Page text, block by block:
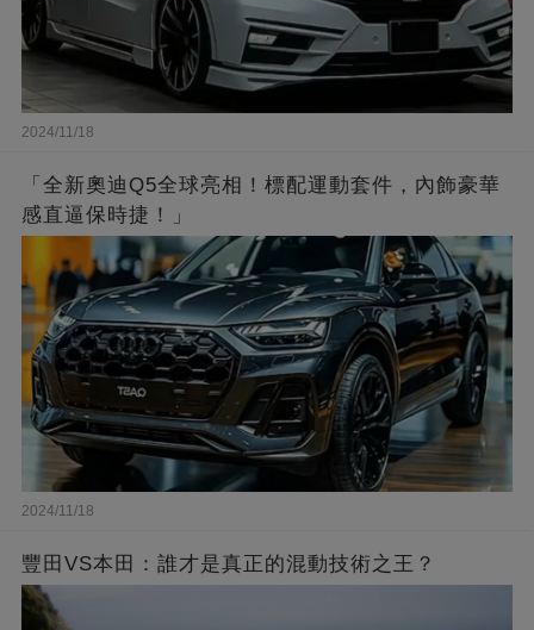
2024/11/18
「全新奧迪Q5全球亮相！標配運動套件，內飾豪華
感直逼保時捷！」
2024/11/18
豐田VS本田：誰才是真正的混動技術之王？